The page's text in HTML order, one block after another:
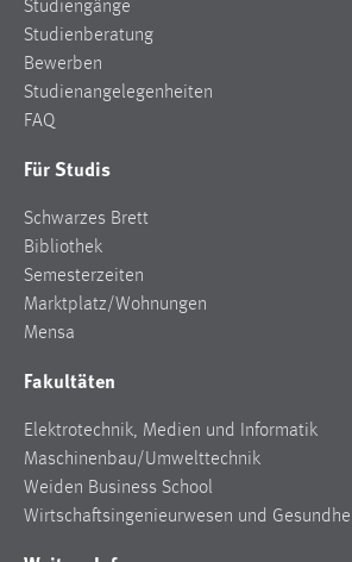
Studiengänge
Studienberatung
Bewerben
Studienangelegenheiten
FAQ
Für Studis
Schwarzes Brett
Bibliothek
Semesterzeiten
Marktplatz/Wohnungen
Mensa
Fakultäten
Elektrotechnik, Medien und Informatik
Maschinenbau/Umwelttechnik
Weiden Business School
Wirtschaftsingenieurwesen und
Vimeo